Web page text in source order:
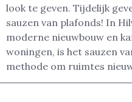
look te geven. Tijdelijk
sauzen van plafonds! In
moderne nieuwbouw en
woningen, is het sauzen
methode om ruimtes